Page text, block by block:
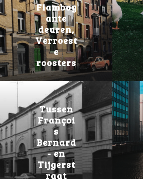
Flamboy
ante
deuren,
Verroest
e
roosters
Tussen
Françoi
s
Bernard
- en
Tijgerst
raat